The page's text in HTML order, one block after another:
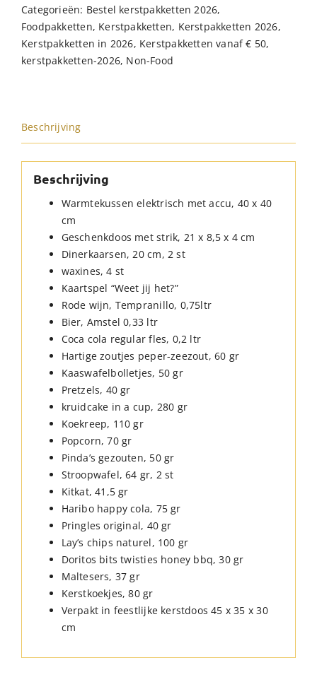
Categorieën: Bestel kerstpakketten 2026,
Foodpakketten, Kerstpakketten, Kerstpakketten 2026,
Kerstpakketten in 2026, Kerstpakketten vanaf € 50,
kerstpakketten-2026, Non-Food
Beschrijving
Beschrijving
Warmtekussen elektrisch met accu, 40 x 40
cm
Geschenkdoos met strik, 21 x 8,5 x 4 cm
Dinerkaarsen, 20 cm, 2 st
waxines, 4 st
Kaartspel “Weet jij het?”
Rode wijn, Tempranillo, 0,75ltr
Bier, Amstel 0,33 ltr
Coca cola regular fles, 0,2 ltr
Hartige zoutjes peper-zeezout, 60 gr
Kaaswafelbolletjes, 50 gr
Pretzels, 40 gr
kruidcake in a cup, 280 gr
Koekreep, 110 gr
Popcorn, 70 gr
Pinda’s gezouten, 50 gr
Stroopwafel, 64 gr, 2 st
Kitkat, 41,5 gr
Haribo happy cola, 75 gr
Pringles original, 40 gr
Lay’s chips naturel, 100 gr
Doritos bits twisties honey bbq, 30 gr
Maltesers, 37 gr
Kerstkoekjes, 80 gr
Verpakt in feestlijke kerstdoos 45 x 35 x 30
cm